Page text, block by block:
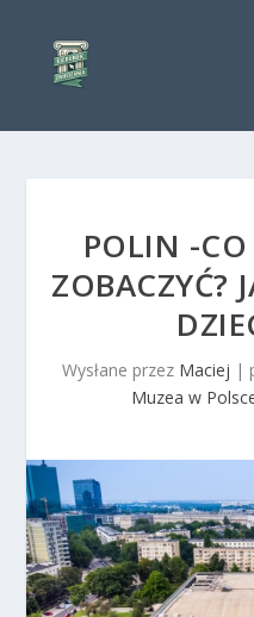
POLIN -
ZOBACZYĆ?
Wysłane przez Maciej |
Muzea w